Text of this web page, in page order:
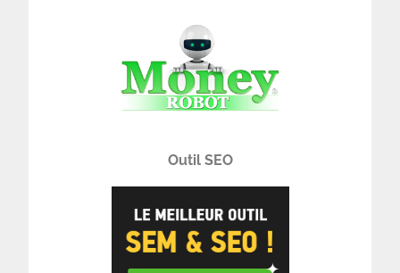
Outil SEO